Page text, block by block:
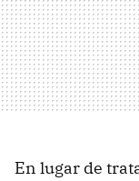
En lugar de